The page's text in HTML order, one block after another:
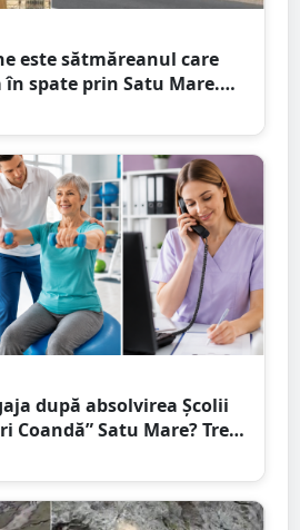
este sătmăreanul care
în spate prin Satu Mare.
după absolvirea Școlii
Coandă” Satu Mare? Trei
numeroase oportunități